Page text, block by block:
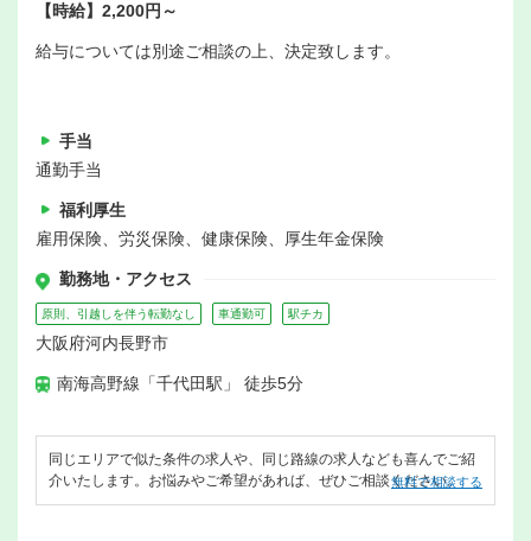
【時給】2,200円～
給与については別途ご相談の上、決定致します。
手当
通勤手当
福利厚生
雇用保険、労災保険、健康保険、厚生年金保険
勤務地・アクセス
原則、引越しを伴う転勤なし 車通勤可 駅チカ
大阪府河内長野市
南海高野線「千代田駅」 徒歩5分
同じエリアで似た条件の求人や、同じ路線の求人なども喜んでご紹
介いたします。お悩みやご希望があれば、ぜひご相談ください。
無料で相談する